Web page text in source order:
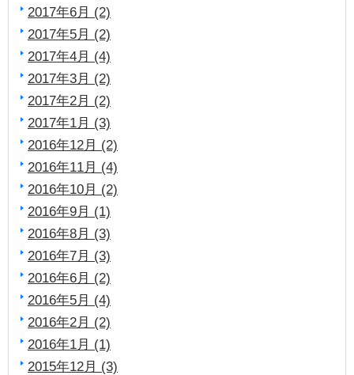
2017年6月 (2)
2017年5月 (2)
2017年4月 (4)
2017年3月 (2)
2017年2月 (2)
2017年1月 (3)
2016年12月 (2)
2016年11月 (4)
2016年10月 (2)
2016年9月 (1)
2016年8月 (3)
2016年7月 (3)
2016年6月 (2)
2016年5月 (4)
2016年2月 (2)
2016年1月 (1)
2015年12月 (3)